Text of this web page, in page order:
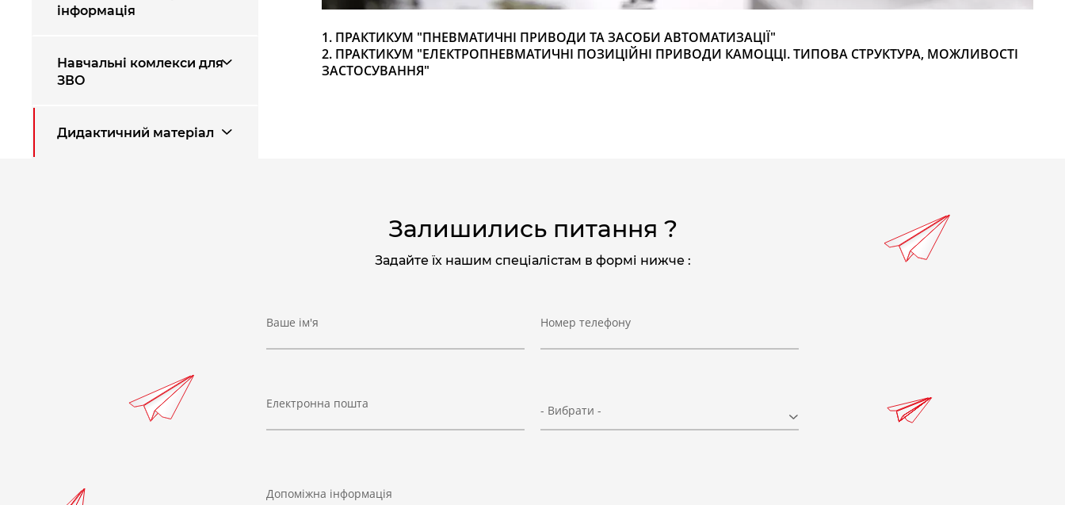
інформація
Навчальні комлекси для
ЗВО
Дидактичний матеріал
1. ПРАКТИКУМ "ПНЕВМАТИЧНІ ПРИВОДИ ТА ЗАСОБИ АВТОМАТИЗАЦІЇ"
2. ПРАКТИКУМ "ЕЛЕКТРОПНЕВМАТИЧНІ ПОЗИЦІЙНІ ПРИВОДИ КАМОЦЦІ. ТИПОВА СТРУКТУРА, МОЖЛИВОСТІ
ЗАСТОСУВАННЯ"
Залишились питання ?
Задайте їх нашим спеціалістам в формі нижче :
Ваше ім'я Номер телефону
Електронна пошта - Вибрати -
Допоміжна інформація